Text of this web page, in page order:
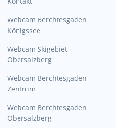
Webcam Berchtesgaden
Königssee
Webcam Skigebiet
Obersalzberg
Webcam Berchtesgaden
Zentrum
Webcam Berchtesgaden
Obersalzberg